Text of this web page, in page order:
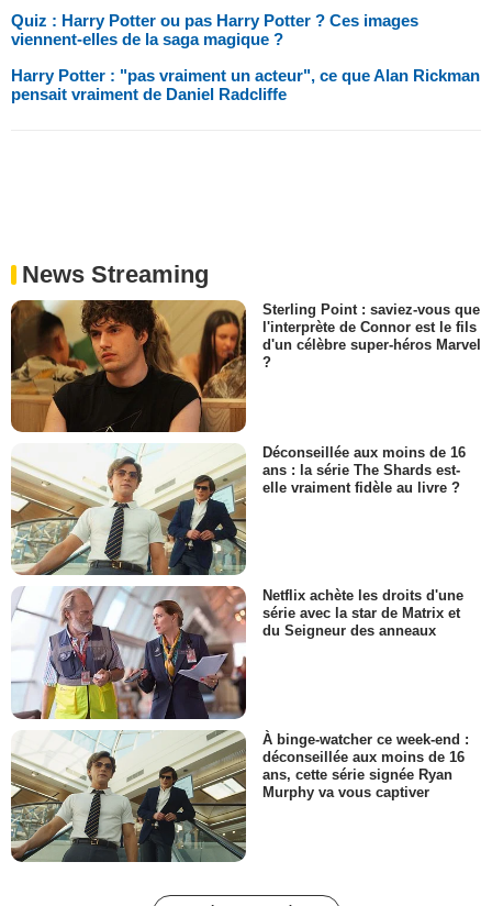
Quiz : Harry Potter ou pas Harry Potter ? Ces images
viennent-elles de la saga magique ?
Harry Potter : "pas vraiment un acteur", ce que Alan Rickman
pensait vraiment de Daniel Radcliffe
News Streaming
Sterling Point : saviez-vous que
l'interprète de Connor est le fils
d'un célèbre super-héros Marvel
?
Déconseillée aux moins de 16
ans : la série The Shards est-
elle vraiment fidèle au livre ?
Netflix achète les droits d'une
série avec la star de Matrix et
du Seigneur des anneaux
À binge-watcher ce week-end :
déconseillée aux moins de 16
ans, cette série signée Ryan
Murphy va vous captiver